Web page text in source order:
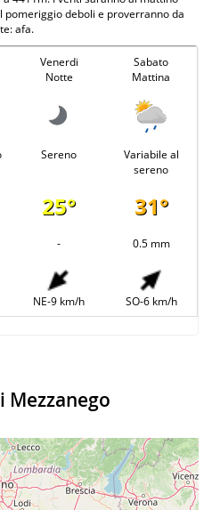
deboli e proverranno da
afa.
Venerdi
Notte
Sabato
Mattina
Sereno
Variabile al
sereno
25° 31°
- 0.5 mm
NE-9 km/h SO-6 km/h
Mezzanego